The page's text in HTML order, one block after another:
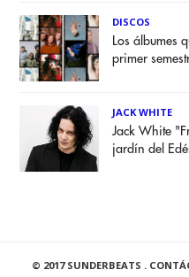
DISCOS
Los álbumes
primer
JACK WHITE
Jack White
jardín del
© 2017 SUNDERBEATS .